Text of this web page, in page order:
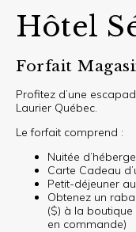
Hôtel
Forfait
Profitez d’une
Laurier Québec.
Le forfait comprend :
Nuitée
Carte Cadeau
Petit-déjeuner
Obtenez un
($) à la boutique
en commande)